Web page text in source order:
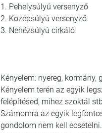
1. Pehelysúlyú versenyző
2. Középsúlyú versenyző
3. Nehézsúlyú cirkáló
Kényelem: nyereg, kormány,
Kényelem terén az egyik
felépítésed, mihez szoktál
Számomra az egyik
gondolom nem kell